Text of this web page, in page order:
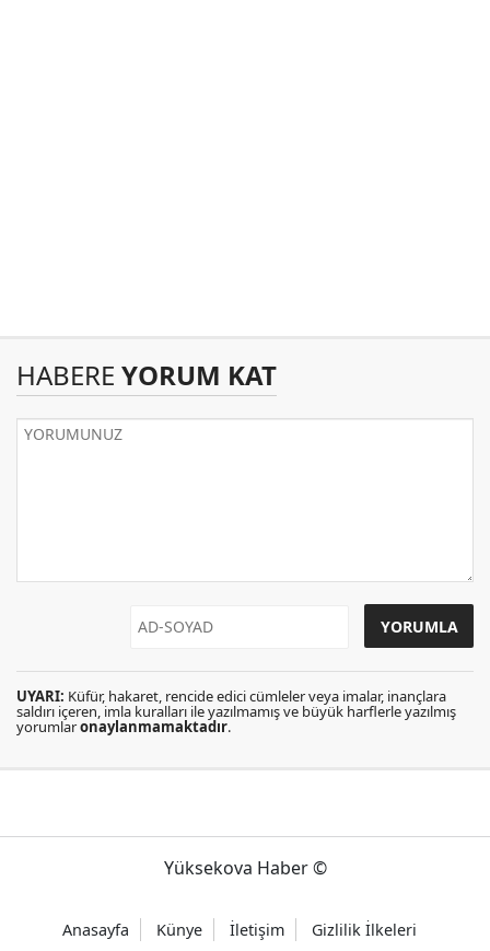
HABERE YORUM KAT
UYARI: Küfür, hakaret, rencide edici cümleler veya imalar, inançlara
saldırı içeren, imla kuralları ile yazılmamış ve büyük harflerle yazılmış
yorumlaronaylanmamaktadır.
Yüksekova Haber ©
Anasayfa Künye İletişim Gizlilik İlkeleri